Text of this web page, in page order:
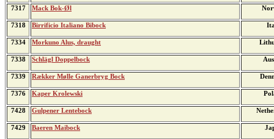
7317 Mack Bok-Øl
7318 Birrificio Italiano Bibock
7334 Morkuno Alus, draught
7338 Schlägl Doppelbock
7339 Rækker Mølle Ganerbryg Bock
7376 Kaper Krolewski
7428 Gulpener Lentebock
7429 Baeren Maibock